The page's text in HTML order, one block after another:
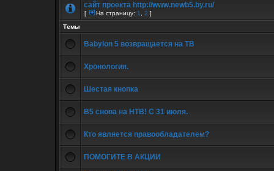
сайт проекта http://www.newb5.by.ru/
[ На страницу: 1 2 ]
Темы
Babylon 5 возвращается на ТВ
Хронология.
Шестая кнопка
В5 снова на НТВ! С 31 июля.
Кто является правообладателем?
ПОМОГИТЕ В АКЦИИ